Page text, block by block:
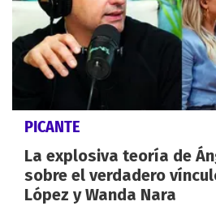
PICANTE
La explosiva teoría de
sobre el verdadero
López y Wanda Nara